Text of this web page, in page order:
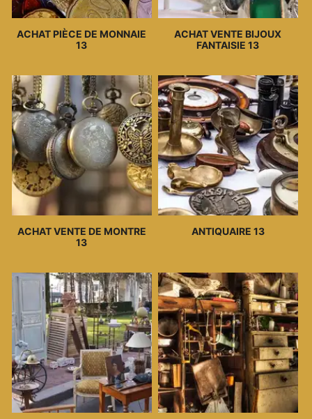
ACHAT PIÈCE DE MONNAIE
13
ACHAT VENTE BIJOUX
FANTAISIE 13
ACHAT VENTE DE MONTRE
13
ANTIQUAIRE 13